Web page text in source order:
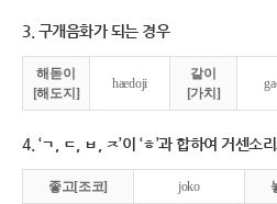
3. 구개음화가 되는 경우
해돋이
[해도지]
haedoji
같이
[가치]
4. ‘ㄱ, ㄷ, ㅂ, ㅈ’이 ‘ㅎ’과 합하여 거센소
좋고[조코] joko